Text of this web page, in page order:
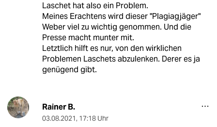
Laschet hat also ein Problem.
Meines Erachtens wird dieser "Plagiagjäger"
Weber viel zu wichtig genommen. Und die
Presse macht munter mit.
Letztlich hilft es nur, von den wirklichen
Problemen Laschets abzulenken. Derer es ja
genügend gibt.
Rainer B.
03.08.2021, 17:18 Uhr